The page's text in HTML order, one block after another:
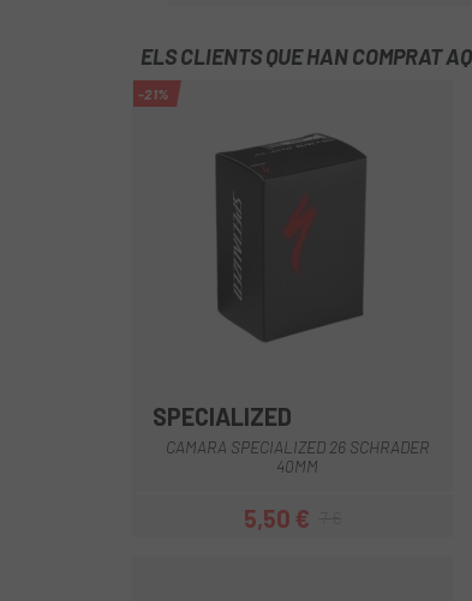
ELS CLIENTS QUE HAN COMPRAT
-21%
SPECIALIZED
CAMARA SPECIALIZED 26 SCHRADER
40MM
Preu
5,50 €Preu regular